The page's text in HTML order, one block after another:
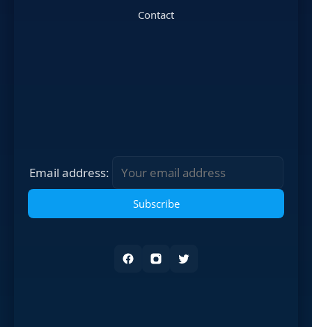
Contact
Email address: